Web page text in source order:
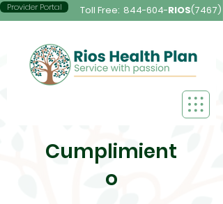
Provider Portal Toll Free: 844-604-RIOS(7467)
Cumplimient
o